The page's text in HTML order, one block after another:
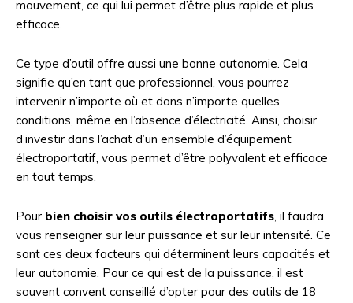
mouvement, ce qui lui permet d’être plus rapide et plus
efficace.
Ce type d’outil offre aussi une bonne autonomie. Cela
signifie qu’en tant que professionnel, vous pourrez
intervenir n’importe où et dans n’importe quelles
conditions, même en l’absence d’électricité. Ainsi, choisir
d’investir dans l’achat d’un ensemble d’équipement
électroportatif, vous permet d’être polyvalent et efficace
en tout temps.
Pour bien choisir vos outils électroportatifs, il faudra
vous renseigner sur leur puissance et sur leur intensité. Ce
sont ces deux facteurs qui déterminent leurs capacités et
leur autonomie. Pour ce qui est de la puissance, il est
souvent convent conseillé d’opter pour des outils de 18